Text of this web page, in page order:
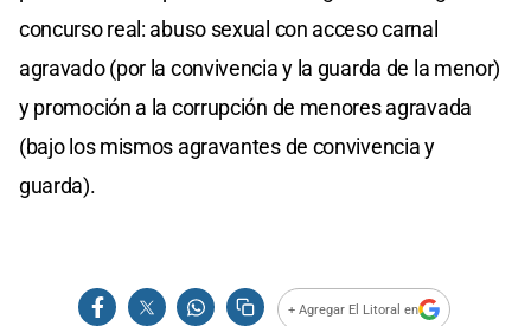
concurso real: abuso sexual con acceso carnal
agravado (por la convivencia y la guarda de la menor)
y promoción a la corrupción de menores agravada
(bajo los mismos agravantes de convivencia y
guarda).
+ Agregar El Litoral en